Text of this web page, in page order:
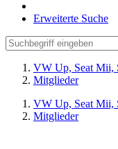
Erweiterte Suche
VW Up, Seat Mii,
Mitglieder
VW Up, Seat Mii,
Mitglieder